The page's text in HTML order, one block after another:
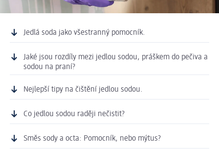
Jedlá soda jako všestranný pomocník.
Jaké jsou rozdíly mezi jedlou sodou, práškem do pečiva a
sodou na praní?
Nejlepší tipy na čištění jedlou sodou.
Co jedlou sodou raději nečistit?
Směs sody a octa: Pomocník, nebo mýtus?